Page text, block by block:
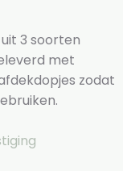
3 soorten
met
zodat